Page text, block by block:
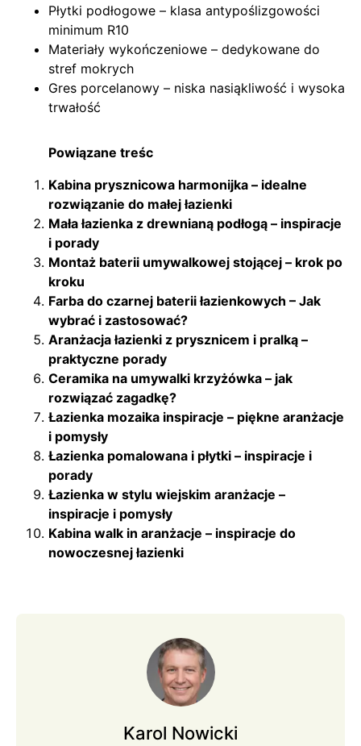
Płytki podłogowe – klasa antypoślizgowości
minimum R10
Materiały wykończeniowe – dedykowane do
stref mokrych
Gres porcelanowy – niska nasiąkliwość i wysoka
trwałość
Powiązane treśc
Kabina prysznicowa harmonijka – idealne
rozwiązanie do małej łazienki
Mała łazienka z drewnianą podłogą – inspiracje
i porady
Montaż baterii umywalkowej stojącej – krok po
kroku
Farba do czarnej baterii łazienkowych – Jak
wybrać i zastosować?
Aranżacja łazienki z prysznicem i pralką –
praktyczne porady
Ceramika na umywalki krzyżówka – jak
rozwiązać zagadkę?
Łazienka mozaika inspiracje – piękne aranżacje
i pomysły
Łazienka pomalowana i płytki – inspiracje i
porady
Łazienka w stylu wiejskim aranżacje –
inspiracje i pomysły
Kabina walk in aranżacje – inspiracje do
nowoczesnej łazienki
Karol Nowicki